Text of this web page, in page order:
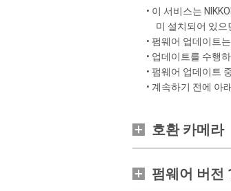
• 이 서비스는
미 설치되어 있으
• 펌웨어 업데이트
• 업데이트를 수행
• 펌웨어 업데이트
• 계속하기 전에 아
호환 카메라
펌웨어 버전